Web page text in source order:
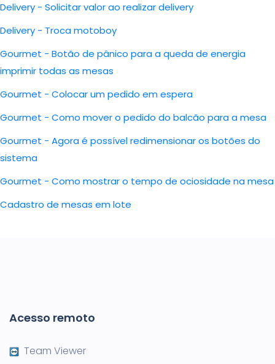
Delivery - Solicitar valor ao realizar delivery
Delivery - Troca motoboy
Gourmet - Botão de pânico para a queda de energia
imprimir todas as mesas
Gourmet - Colocar um pedido em espera
Gourmet - Como mover o pedido do balcão para a mesa
Gourmet - Agora é possível redimensionar os botões do
sistema
Gourmet - Como mostrar o tempo de ociosidade na mesa
Cadastro de mesas em lote
Acesso remoto
Team Viewer